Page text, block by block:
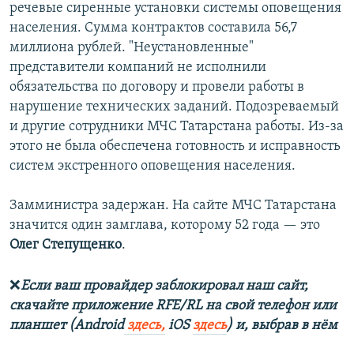
речевые сиренные установки системы оповещения
населения. Сумма контрактов составила 56,7
миллиона рублей. "Неустановленные"
представители компаний не исполнили
обязательства по договору и провели работы в
нарушение технических заданий. Подозреваемый
и другие сотрудники МЧС Татарстана работы. Из-за
этого не была обеспечена готовность и исправность
систем экстренного оповещения населения.
Замминистра задержан. На сайте МЧС Татарстана
значится один замглава, которому 52 года — это
Олег Степущенко.
❌Если ваш провайдер заблокировал наш сайт,
скачайте приложение RFE/RL на свой телефон или
планшет (Androidздесь, iOSздесь) и, выбрав в нём